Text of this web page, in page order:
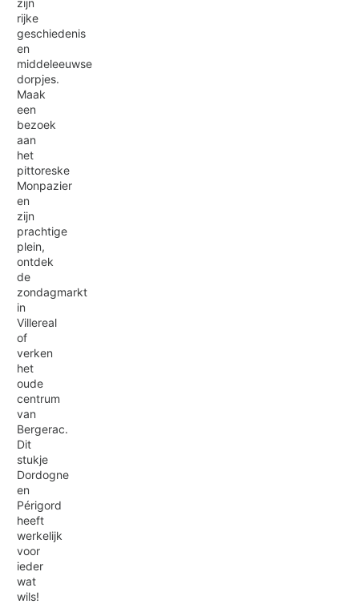
rijke
geschiedenis
en
middeleeuwse
dorpjes.
Maak
een
bezoek
aan
het
pittoreske
Monpazier
en
zijn
prachtige
plein,
ontdek
de
zondagmarkt
in
Villereal
of
verken
het
oude
centrum
van
Bergerac.
Dit
stukje
Dordogne
en
Périgord
heeft
werkelijk
voor
ieder
wat
wils!